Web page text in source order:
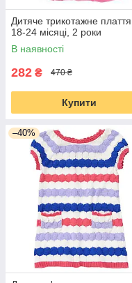
Дитяче трикотажне плаття
18-24 місяці, 2 роки
В наявності
282 ₴ 470 ₴
Купити
–40%